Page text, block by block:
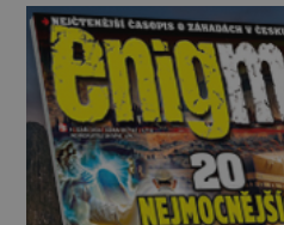
jistotou neví, kdo jej
vlastně vypráví. Rohoncský kodex se poprvé
objevuje v roce